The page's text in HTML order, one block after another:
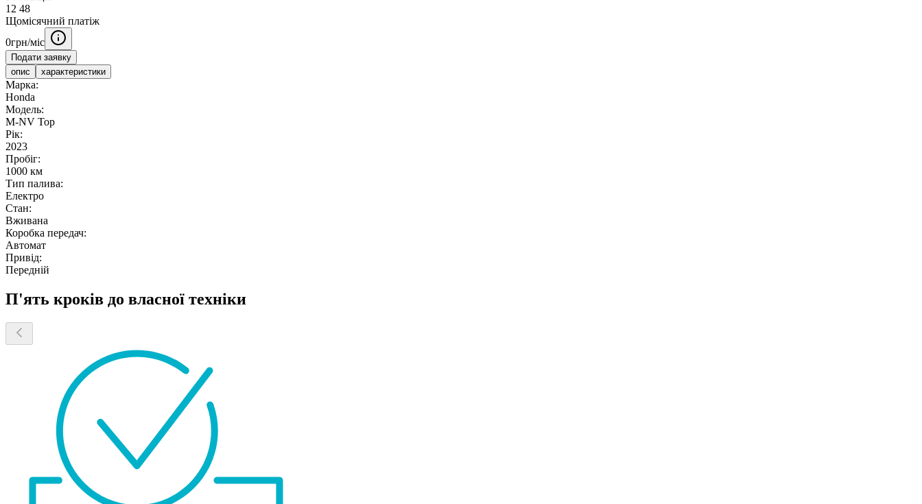
12 48
Щомісячний платіж
0грн/міс
Подати заявку
опис
характеристики
Марка:
Honda
Модель:
M-NV Top
Рік:
2023
Пробіг:
1000 км
Тип палива:
Електро
Стан:
Вживана
Коробка передач:
Автомат
Привід:
Передній
П'ять кроків до власної техніки